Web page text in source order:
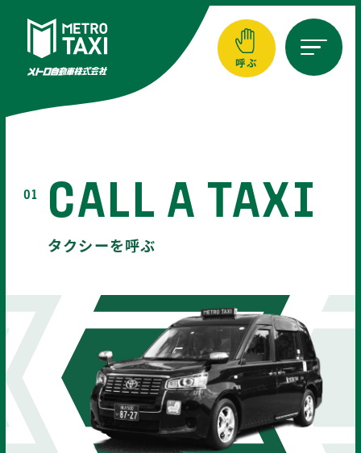
呼ぶ
横須賀エリア
046-833-0001
01 CALL A TAXI
タクシーを呼ぶ
02
REGIONAL
COMPANY
地域に選ばれるタクシー会社へ
03
STYLE IS
FREEDOM
スタイルは自由自在
お知らせ 2026-07-15
【重要】深夜時間帯のオペレータ
ー配車終了とIVR（自動音声配
車）移行のお知らせ